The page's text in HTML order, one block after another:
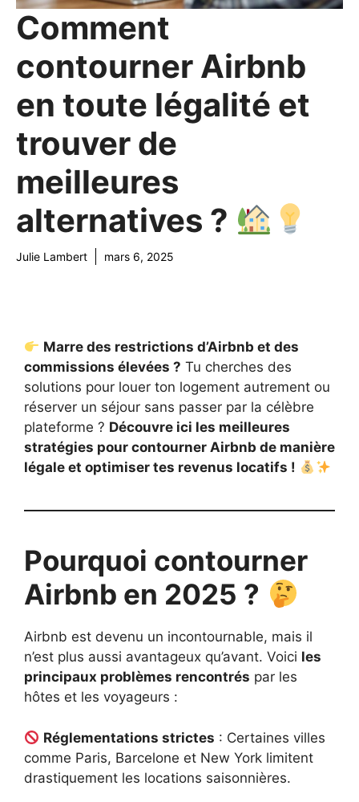
Comment
contourner Airbnb
en toute légalité et
trouver de
meilleures
alternatives ?
Julie Lambert mars 6, 2025
Marre des restrictions d’Airbnb et des
commissions élevées ? Tu cherches des
solutions pour louer ton logement autrement ou
réserver un séjour sans passer par la célèbre
plateforme ? Découvre ici les meilleures
stratégies pour contourner Airbnb de manière
légale et optimiser tes revenus locatifs !
Pourquoi contourner
Airbnb en 2025 ?
Airbnb est devenu un incontournable, mais il
n’est plus aussi avantageux qu’avant. Voici les
principaux problèmes rencontrés par les
hôtes et les voyageurs :
Réglementations strictes : Certaines villes
comme Paris, Barcelone et New York limitent
drastiquement les locations saisonnières.